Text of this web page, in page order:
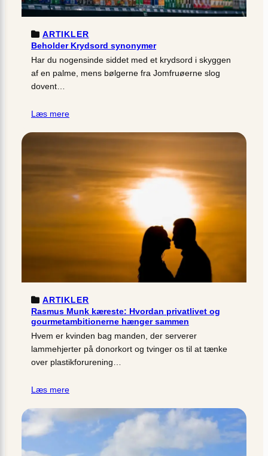
ARTIKLER
Beholder Krydsord synonymer
Har du nogensinde siddet med et krydsord i skyggen
af en palme, mens bølgerne fra Jomfruøerne slog
dovent…
Læs mere
ARTIKLER
Rasmus Munk kæreste: Hvordan privatlivet og
gourmetambitionerne hænger sammen
Hvem er kvinden bag manden, der serverer
lammehjerter på donorkort og tvinger os til at tænke
over plastikforurening…
Læs mere